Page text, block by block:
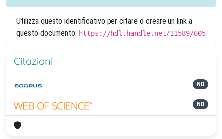
Utilizza questo identificativo per citare o creare un link a
questo documento: https://hdl.handle.net/11589/605
Citazioni
ND
ND